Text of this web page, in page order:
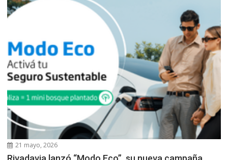
21 mayo, 2026